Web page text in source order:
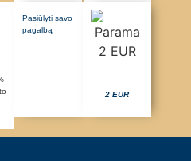
Pasiūlyti savo
pagalbą
2 EUR